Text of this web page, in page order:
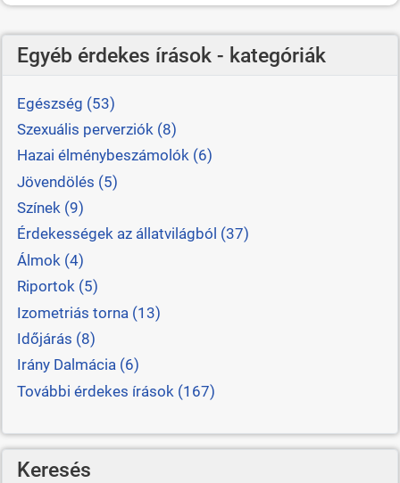
Egyéb érdekes írások - kategóriák
Egészség (53)
Szexuális perverziók (8)
Hazai élménybeszámolók (6)
Jövendölés (5)
Színek (9)
Érdekességek az állatvilágból (37)
Álmok (4)
Riportok (5)
Izometriás torna (13)
Időjárás (8)
Irány Dalmácia (6)
További érdekes írások (167)
Keresés